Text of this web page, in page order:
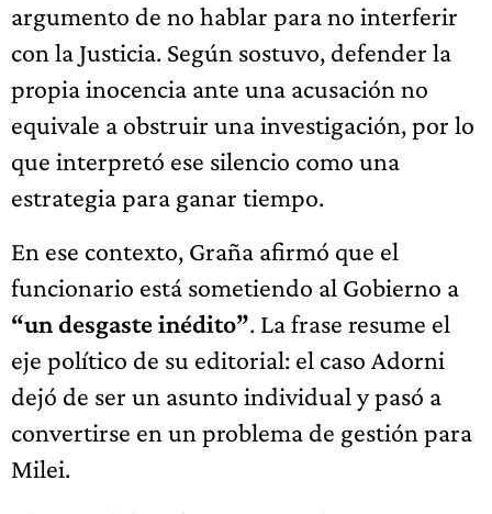
argumento de no hablar para no interferir
con la Justicia. Según sostuvo, defender la
propia inocencia ante una acusación no
equivale a obstruir una investigación, por lo
que interpretó ese silencio como una
estrategia para ganar tiempo.
En ese contexto, Graña afirmó que el
funcionario está sometiendo al Gobierno a
“un desgaste inédito”. La frase resume el
eje político de su editorial: el caso Adorni
dejó de ser un asunto individual y pasó a
convertirse en un problema de gestión para
Milei.